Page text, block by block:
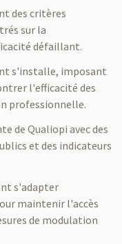
des critères
sur la
défaillant.
s'installe, imposant
l'efficacité des
professionnelle.
de Qualiopi avec des
et des indicateurs
s'adapter
maintenir l'accès
de modulation